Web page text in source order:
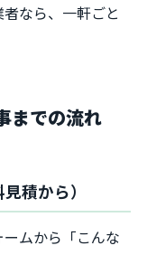
なら、一軒ごと
までの流れ
積から）
ムから「こんな